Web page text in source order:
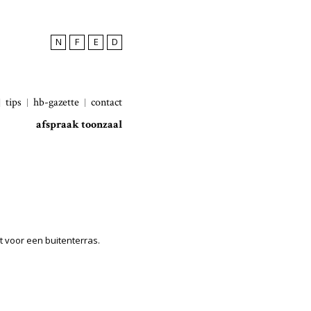
N F E D
tips hb-gazette
contact
afspraak toonzaal
voor een buitenterras.